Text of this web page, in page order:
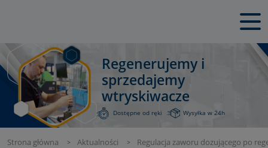
Regenerujemy i
sprzedajemy
wtryskiwacze
Dostępne od ręki Wysyłka w 24h
Strona główna Aktualności Regulacja zaworu dozującego po